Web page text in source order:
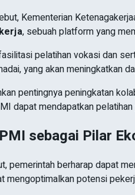
Kementerian
, sebuah platform yang
pelatihan vokasi dan
yang akan meningkatkan
pentingnya peningkatan
dapat mendapatkan
sebagai Pilar
pemerintah berharap dapat
mengoptimalkan potensi